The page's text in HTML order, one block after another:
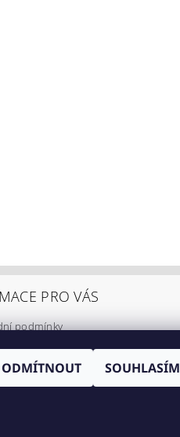
PRO VÁS
podmínky
o přepravě
ODMÍTNOUT SOUHLASÍM